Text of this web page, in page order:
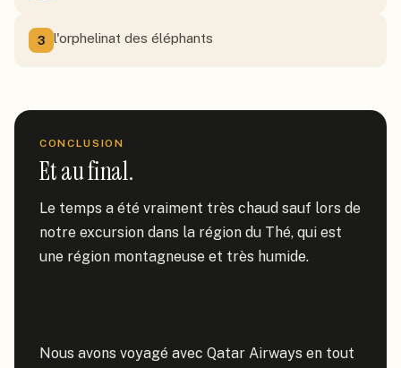
3 l'orphelinat des éléphants
CONCLUSION
Et au final.
Le temps a été vraiment très chaud sauf lors de
notre excursion dans la région du Thé, qui est
une région montagneuse et très humide.
Nous avons voyagé avec Qatar Airways en tout